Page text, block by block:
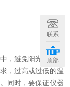
，避免阳光直射和
，过高或过低的温
同时，要保证仪器
联系
顶部